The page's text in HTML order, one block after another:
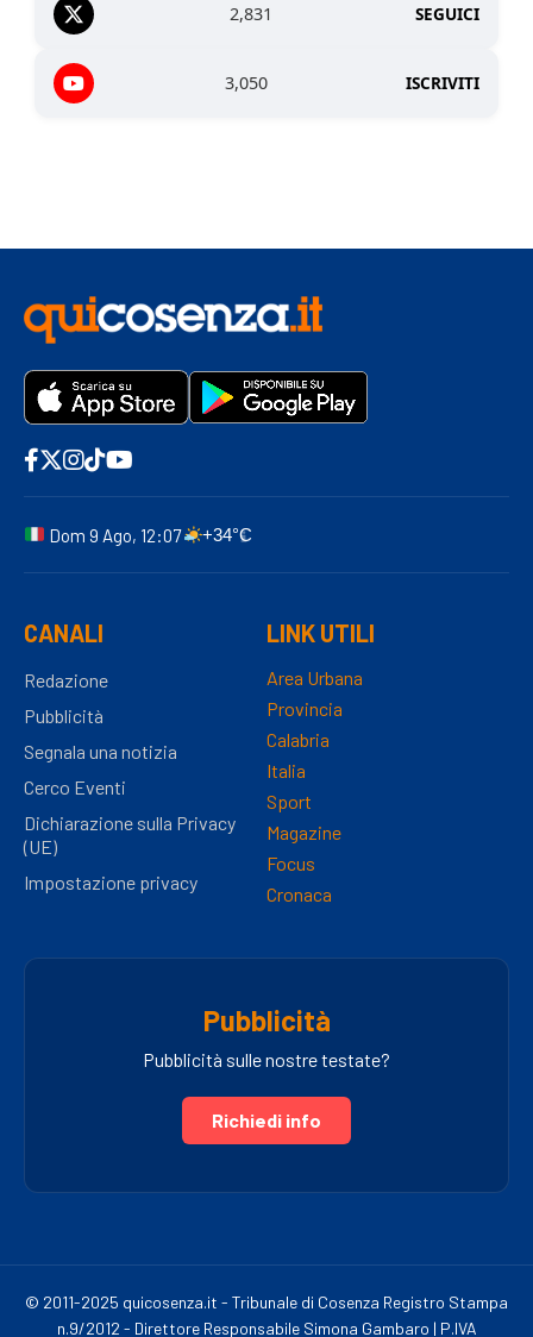
2,831 SEGUICI
3,050 ISCRIVITI
Dom 9 Ago, 12:07 +34°C
CANALI
Redazione
Pubblicità
Segnala una notizia
Cerco Eventi
Dichiarazione sulla Privacy
(UE)
Impostazione privacy
LINK UTILI
Area Urbana
Provincia
Calabria
Italia
Sport
Magazine
Focus
Cronaca
Pubblicità
Pubblicità sulle nostre testate?
Richiedi info
© 2011-2025 quicosenza.it - Tribunale di Cosenza Registro Stampa
n.9/2012 - Direttore Responsabile Simona Gambaro | P.IVA